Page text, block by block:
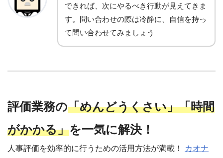
できれば、次にやるべき行動が見えてきま
す。問い合わせの際は冷静に、自信を持っ
て問い合わせてみましょう
評価業務の「めんどうくさい」「時間
がかかる」を一気に解決！
人事評価を効率的に行うための活用方法が満載！
カオナ